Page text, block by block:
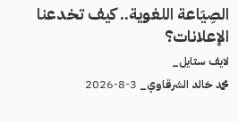
الصِيَاعة اللغوية.. كيف تخدعنا
الإعلانات؟
لايف ستايل_
محمد خالد الشرقاوي_